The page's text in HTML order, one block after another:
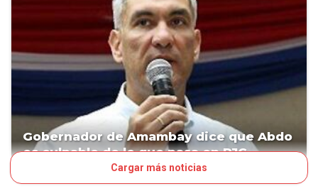
Gobernador de Amambay dice que Abdo
es culpable de lo que pasa en PJC
Cargar más noticias